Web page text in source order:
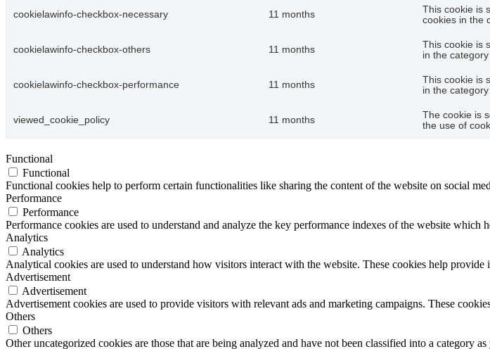
cookielawinfo-checkbox-necessary 11 months
This cookie is
cookies in the
cookielawinfo-checkbox-others 11 months
This cookie is
in the
cookielawinfo-checkbox-performance 11 months
This cookie is
in the
viewed_cookie_policy 11 months
The cookie is
the use of
Functional
Functional
Functional cookies help to perform certain functionalities like sharing the content of the website on social
Performance
Performance
Performance cookies are used to understand and analyze the key performance indexes of the website which
Analytics
Analytics
Analytical cookies are used to understand how visitors interact with the website. These cookies help
Advertisement
Advertisement
Advertisement cookies are used to provide visitors with relevant ads and marketing campaigns. These
Others
Others
Other uncategorized cookies are those that are being analyzed and have not been classified into a category as